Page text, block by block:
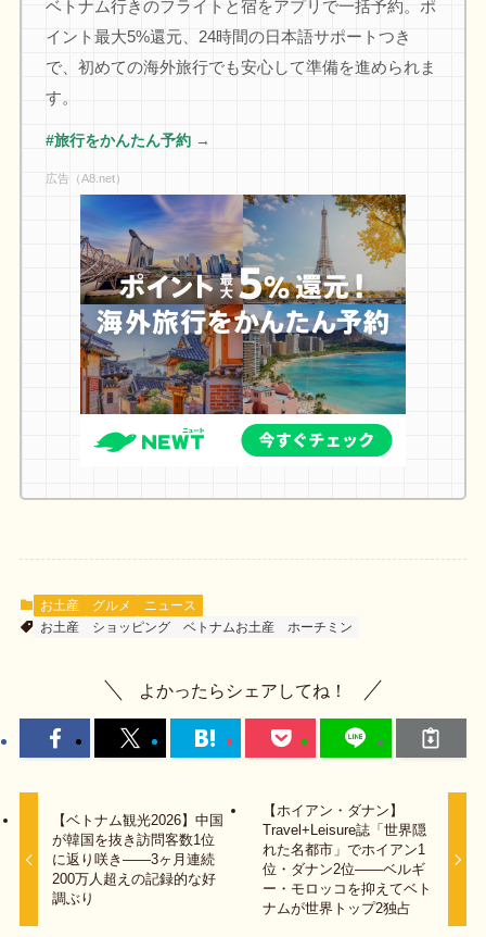
ベトナム行きのフライトと宿をアプリで一括予約。ポ
イント最大5%還元、24時間の日本語サポートつき
で、初めての海外旅行でも安心して準備を進められま
す。
#旅行をかんたん予約 →
広告（A8.net）
お土産 グルメ
ニュース
お土産
ショッピング ベトナムお土産 ホーチミン
よかったらシェアしてね！
【ベトナム観光2026】中国
が韓国を抜き訪問客数1位
に返り咲き——3ヶ月連続
200万人超えの記録的な好
調ぶり
【ホイアン・ダナン】
Travel+Leisure誌「世界隠
れた名都市」でホイアン1
位・ダナン2位——ベルギ
ー・モロッコを抑えてベト
ナムが世界トップ2独占